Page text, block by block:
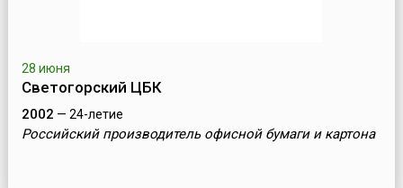
28 июня
Светогорский ЦБК
2002 — 24-летие
Российский производитель офисной бумаги и картона